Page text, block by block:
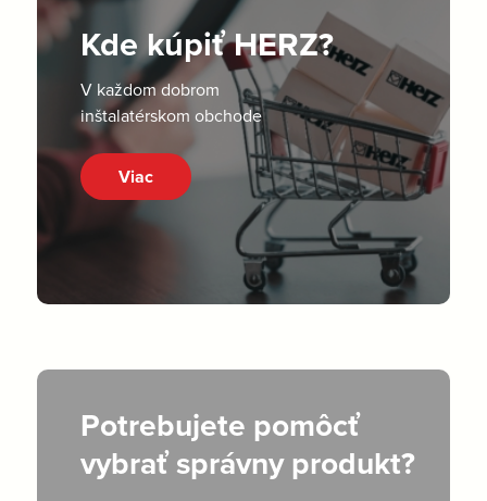
Kde kúpiť HERZ?
V každom dobrom
inštalatérskom obchode
Viac
Potrebujete pomôcť
vybrať správny produkt?